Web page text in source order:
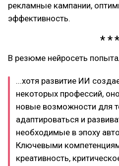
рекламные кампании,
эффективность.
В резюме нейросеть
...хотя развитие ИИ
некоторых профессий,
новые возможности для
адаптироваться и
необходимые в эпоху
Ключевыми
креативность,